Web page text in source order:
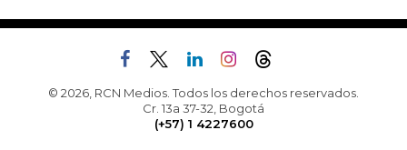
© 2026, RCN Medios. Todos los derechos reservados.
Cr. 13a 37-32, Bogotá
(+57) 1 4227600